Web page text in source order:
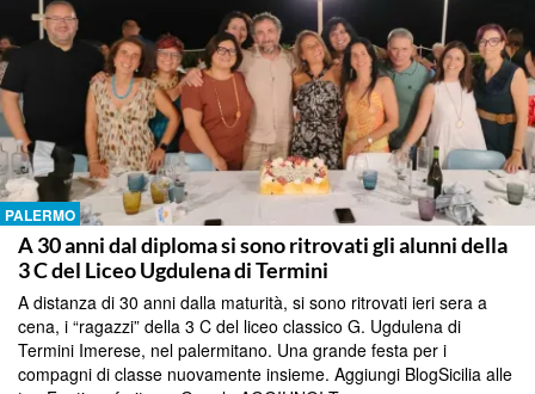
PALERMO
A 30 anni dal diploma si sono ritrovati gli alunni della
3 C del Liceo Ugdulena di Termini
A distanza di 30 anni dalla maturità, si sono ritrovati ieri sera a
cena, i “ragazzi” della 3 C del liceo classico G. Ugdulena di
Termini Imerese, nel palermitano. Una grande festa per i
compagni di classe nuovamente insieme. Aggiungi BlogSicilia alle